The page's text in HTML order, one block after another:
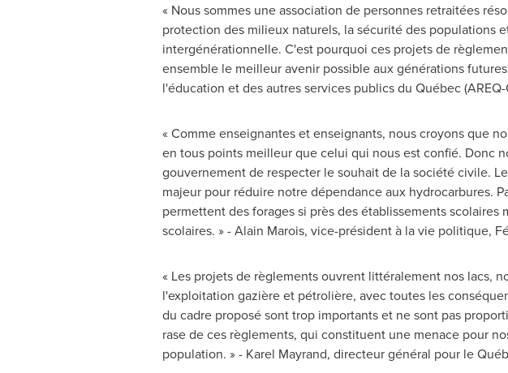
« Nous sommes une association de personnes retraitées
protection des milieux naturels, la sécurité des populations
intergénérationnelle. C'est pourquoi ces projets de
ensemble le meilleur avenir possible aux générations
l'éducation et des autres services publics du Québec (AREQ-
« Comme enseignantes et enseignants, nous croyons que
en tous points meilleur que celui qui nous est confié. Donc
gouvernement de respecter le souhait de la société civile.
majeur pour réduire notre dépendance aux hydrocarbures.
permettent des forages si près des établissements
scolaires. » -Alain Marois, vice-président à la vie politique,
« Les projets de règlements ouvrent littéralement nos lacs,
l'exploitation gazière et pétrolière, avec toutes les
du cadre proposé sont trop importants et ne sont pas
rase de ces règlements, qui constituent une menace pour
population. » - Karel Mayrand, directeur général pour le